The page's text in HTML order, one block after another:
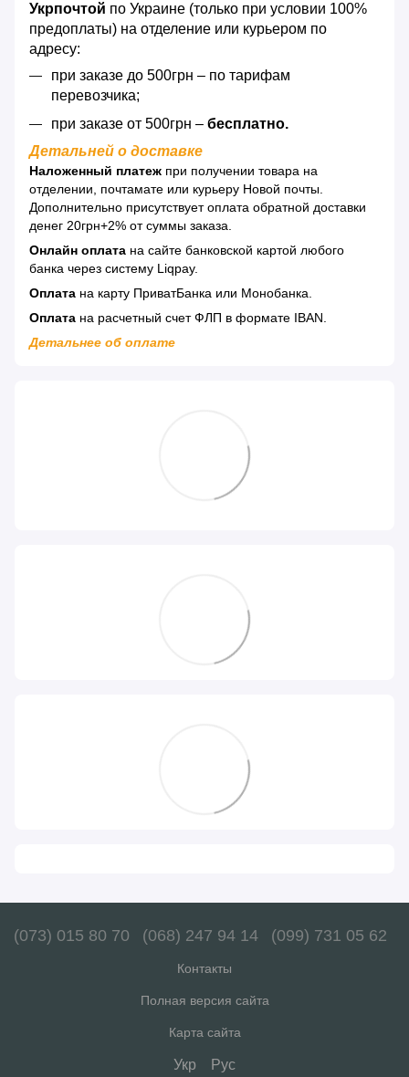
Укрпочтой по Украине (только при условии 100%
предоплаты) на отделение или курьером по
адресу:
при заказе до 500грн – по тарифам
перевозчика;
при заказе от 500грн – бесплатно.
Детальней о доставке
Наложенный платеж при получении товара на
отделении, почтамате или курьеру Новой почты.
Дополнительно присутствует оплата обратной доставки
денег 20грн+2% от суммы заказа.
Онлайн оплата на сайте банковской картой любого
банка через систему Liqpay.
Оплата на карту ПриватБанка или Монобанка.
Оплата на расчетный счет ФЛП в формате IBAN.
Детальнее об оплате
(073) 015 80 70 (068) 247 94 14 (099) 731 05 62
Контакты
Полная версия сайта
Карта сайта
Укр Рус